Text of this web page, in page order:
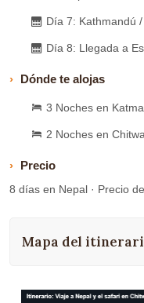
Día 7: Kathmandú
Día 8: Llegada a
Dónde te alojas
3 Noches en
2 Noches en
Precio
8 días en Nepal · Precio
Mapa del